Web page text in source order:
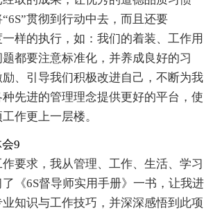
贯彻到行动中去，而且还要
一样的执行，如：我们的着装、工作用
都要注意标准化，并养成良好的习
、引导我们积极改进自己，不断为我
先进的管理理念提供更好的平台，使
作更上一层楼。
9
要求，我从管理、工作、生活、学习
《6S督导师实用手册》一书，让我进
知识与工作技巧，并深深感悟到此项